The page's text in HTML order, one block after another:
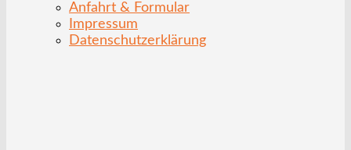
Anfahrt & Formular
Impressum
Datenschutzerklärung